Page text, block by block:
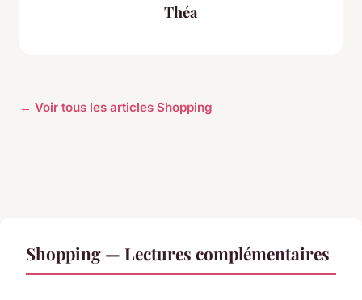
Théa
← Voir tous les articles Shopping
Shopping — Lectures complémentaires